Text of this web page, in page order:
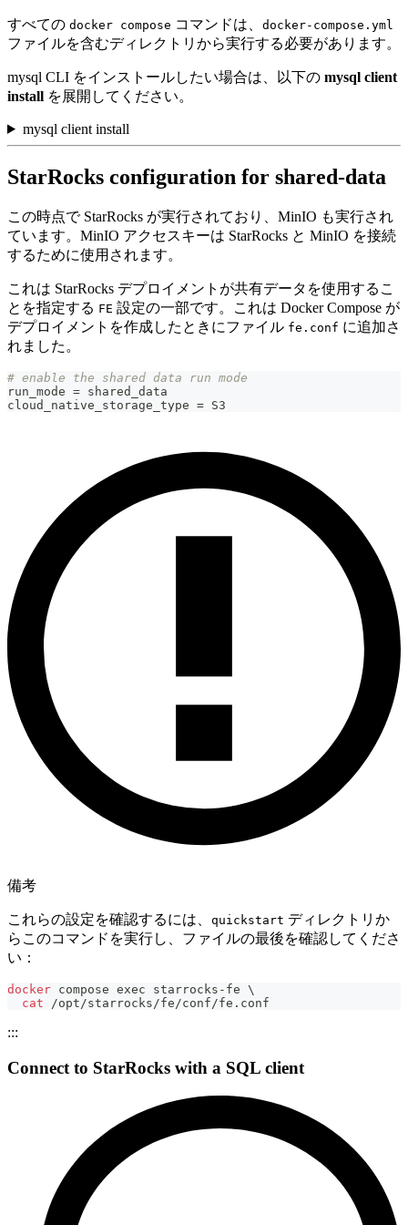
すべての docker compose コマンドは、 docker-compose.yml
ファイルを含むディレクトリから実行する必要があります。
mysql CLI をインストールしたい場合は、以下の mysql client
install を展開してください。
mysql client install
StarRocks configuration for shared-data
この時点で StarRocks が実行されており、MinIO も実行され
ています。MinIO アクセスキーは StarRocks と MinIO を接続
するために使用されます。
これは StarRocks デプロイメントが共有データを使用するこ
とを指定する FE 設定の一部です。これは Docker Compose が
デプロイメントを作成したときにファイル fe.conf に追加さ
れました。
# enable the shared data run mode
run_mode = shared_data
cloud_native_storage_type = S3
備考
これらの設定を確認するには、 quickstart ディレクトリか
らこのコマンドを実行し、ファイルの最後を確認してくださ
い：
docker compose exec starrocks-fe \
cat /opt/starrocks/fe/conf/fe.conf
:::
Connect to StarRocks with a SQL client